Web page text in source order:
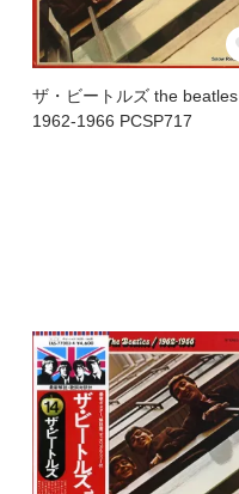
ザ・ビートルズ the beatles
1962-1966 PCSP717